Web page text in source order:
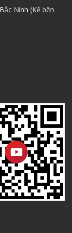
Ninh (Kế bên